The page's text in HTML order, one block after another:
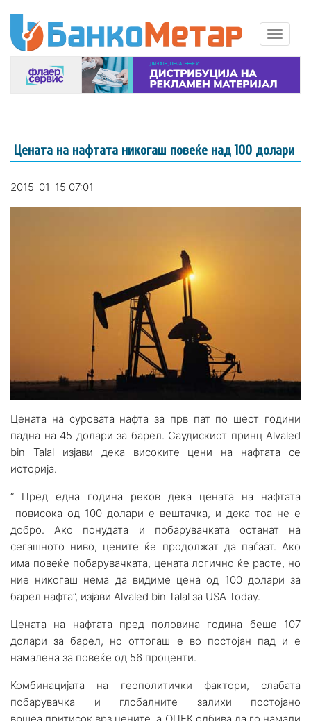
Цената на нафтата никогаш повеќе над 100 долари
2015-01-15 07:01
Цената на суровата нафта за прв пат по шест години
падна на 45 долари за барел. Саудискиот принц Alvaled
bin Talal изјави дека високите цени на нафтата се
историја.
” Пред една година реков дека цената на нафтата
повисока од 100 долари е вештачка, и дека тоа не е
добро. Ако понудата и побарувачката останат на
сегашното ниво, цените ќе продолжат да паѓаат. Ако
има повеќе побарувачката, цената логично ќе расте, но
ние никогаш нема да видиме цена од 100 долари за
барел нафта”, изјави Alvaled bin Talal за USA Today.
Цената на нафтата пред половина година беше 107
долари за барел, но оттогаш е во постојан пад и е
намалена за повеќе од 56 проценти.
Комбинацијата на геополитички фактори, слабата
побарувачка и глобалните залихи постојано